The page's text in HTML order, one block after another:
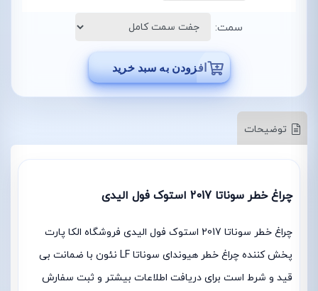
سمت:
افزودن به سبد خرید
توضیحات
چراغ خطر سوناتا 2017 استوک فول الیدی
چراغ خطر سوناتا 2017 استوک فول الیدی فروشگاه الکا پارت
پخش کننده چراغ خطر هیوندای سوناتا LF نئون با ضمانت بی
قید و شرط است برای دریافت اطلاعات بیشتر و ثبت سفارش